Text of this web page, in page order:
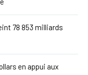
78 853 milliards
en appui aux